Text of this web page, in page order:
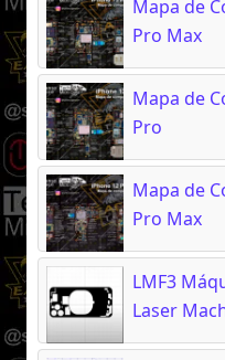
Mapa de
Pro Max
Mapa de
Pro
Mapa de
Pro Max
LMF3
Laser